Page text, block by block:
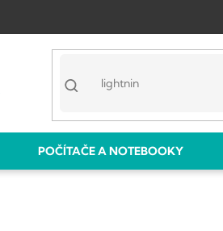
POČÍTAČE A NOTEBOOKY